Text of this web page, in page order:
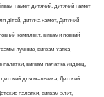
намет дитячий, дитячий намет
дітей, дитяча намет, Дитячий
комплект, вігвами повний
лучшие, вигвам хатка,
вигвам палатка индеец,
для мальчика, Детский
палатки, вигвам элит,